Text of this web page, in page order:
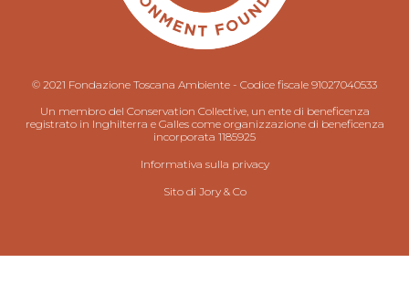
© 2021 Fondazione Toscana Ambiente - Codice fiscale 91027040533
Un membro del Conservation Collective, un ente di beneficenza
registrato in Inghilterra e Galles come organizzazione di beneficenza
incorporata 1185925
Informativa sulla privacy
Sito di Jory & Co